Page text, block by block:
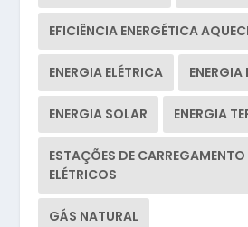
EFICIÊNCIA ENERGÉTICA
ENERGIA ELÉTRICA
ENERGIA SOLAR ENERGIA
ESTAÇÕES DE
ELÉTRICOS
GÁS NATURAL